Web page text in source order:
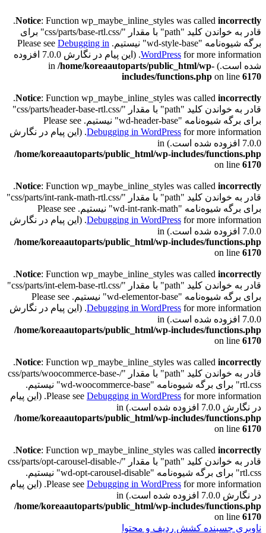
Notice: Function wp_maybe_inline_styles was called incorrectly
.
قادر به خواندن کلید "path" با مقدار "/css/parts/base-rtl.css" برای
برگه شیوه‌نامه "wd-style-base" نیستیم. Please see
Debugging in
WordPress
for more information. (این پیام در نگارش 7.0.0 افزوده
شده است.) in /home/koreaautoparts/public_html/wp-
includes/functions.php on line 6170
Notice: Function wp_maybe_inline_styles was called incorrectly
.
قادر به خواندن کلید "path" با مقدار "/css/parts/header-base-rtl.css"
برای برگه شیوه‌نامه "wd-header-base" نیستیم. Please see
Debugging in WordPressfor more information. (این پیام در نگارش
7.0.0 افزوده شده است.) in
/home/koreaautoparts/public_html/wp-includes/functions.php
on line 6170
Notice: Function wp_maybe_inline_styles was called incorrectly
.
قادر به خواندن کلید "path" با مقدار "/css/parts/int-rank-math-rtl.css"
برای برگه شیوه‌نامه "wd-int-rank-math" نیستیم. Please see
Debugging in WordPressfor more information. (این پیام در نگارش
7.0.0 افزوده شده است.) in
/home/koreaautoparts/public_html/wp-includes/functions.php
on line 6170
Notice: Function wp_maybe_inline_styles was called incorrectly
.
قادر به خواندن کلید "path" با مقدار "/css/parts/int-elem-base-rtl.css"
برای برگه شیوه‌نامه "wd-elementor-base" نیستیم. Please see
Debugging in WordPressfor more information. (این پیام در نگارش
7.0.0 افزوده شده است.) in
/home/koreaautoparts/public_html/wp-includes/functions.php
on line 6170
Notice: Function wp_maybe_inline_styles was called incorrectly
.
قادر به خواندن کلید "path" با مقدار "/css/parts/woocommerce-base-
rtl.css" برای برگه شیوه‌نامه "wd-woocommerce-base" نیستیم.
Please see Debugging in WordPress
for more information. (این پیام
در نگارش 7.0.0 افزوده شده است.) in
/home/koreaautoparts/public_html/wp-includes/functions.php
on line 6170
Notice: Function wp_maybe_inline_styles was called incorrectly
.
قادر به خواندن کلید "path" با مقدار "/css/parts/opt-carousel-disable-
rtl.css" برای برگه شیوه‌نامه "wd-opt-carousel-disable" نیستیم.
Please see Debugging in WordPress
for more information. (این پیام
در نگارش 7.0.0 افزوده شده است.) in
/home/koreaautoparts/public_html/wp-includes/functions.php
on line 6170
ناوبری چسبنده کشش ردیف و محتوا